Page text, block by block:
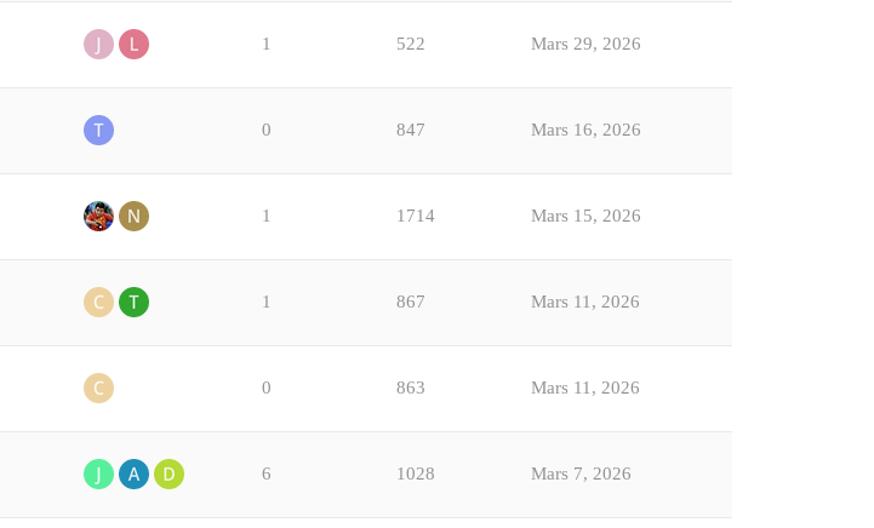
1 522 Mars 29, 2026
0 847 Mars 16, 2026
1 1714 Mars 15, 2026
1 867 Mars 11, 2026
0 863 Mars 11, 2026
6 1028 Mars 7, 2026